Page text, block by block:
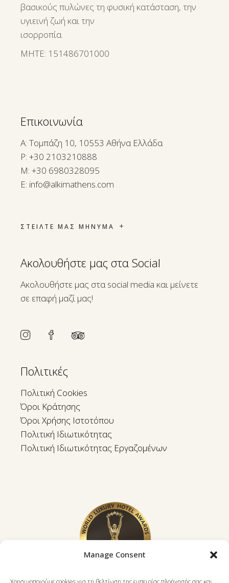
Manage Consent
βασικούς πυλώνες τη φυσική κατάσταση, την
υγιεινή ζωή και την
ισορροπία.
ΜΗΤΕ: 151486701000
Επικοινωνία
A: Τομπάζη 10, 10553 Αθήνα Ελλάδα
P: +30 2103210888
M: +30 6980328095
E: info@alkimathens.com
ΣΤΕΙΛΤΕ ΜΑΣ ΜΗΝΥΜΑ
Ακολουθήστε μας στα Social
Ακολουθήστε μας στα social media και μείνετε
σε επαφή μαζί μας!
Πολιτικές
Πολιτική Cookies
Όροι Κράτησης
Όροι Χρήσης Ιστοτόπου
Πολιτική Ιδιωτικότητας
Πολιτική Ιδιωτικότητας Εργαζομένων